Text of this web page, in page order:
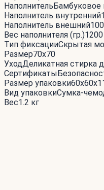
НаполнительБамбуковое
Наполнитель внутренний
Наполнитель внешний
Вес наполнителя (гр.)1200
Тип фиксацииСкрытая
Размер70x70
УходДеликатная стирка
Сертификаты
Размер упаковки
Вид упаковкиСумка-
Вес1.2 кг